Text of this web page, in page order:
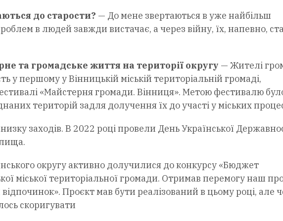
до старости? — До мене звертаються в уже найбільш
в людей завжди вистачає, а через війну, їх, напевно,
та громадське життя на території округу — Жителі
у першому у Вінницькій міській територіальній громаді,
«Майстерня громади. Вінниця». Метою фестивалю
територій задля долучення їх до участі у міських
заходів. В 2022 році провели День Української
округу активно долучилися до конкурсу «Бюджет
міської територіальної громади. Отримав перемогу наш
Проєкт мав бути реалізований в цьому році, але
скоригувати